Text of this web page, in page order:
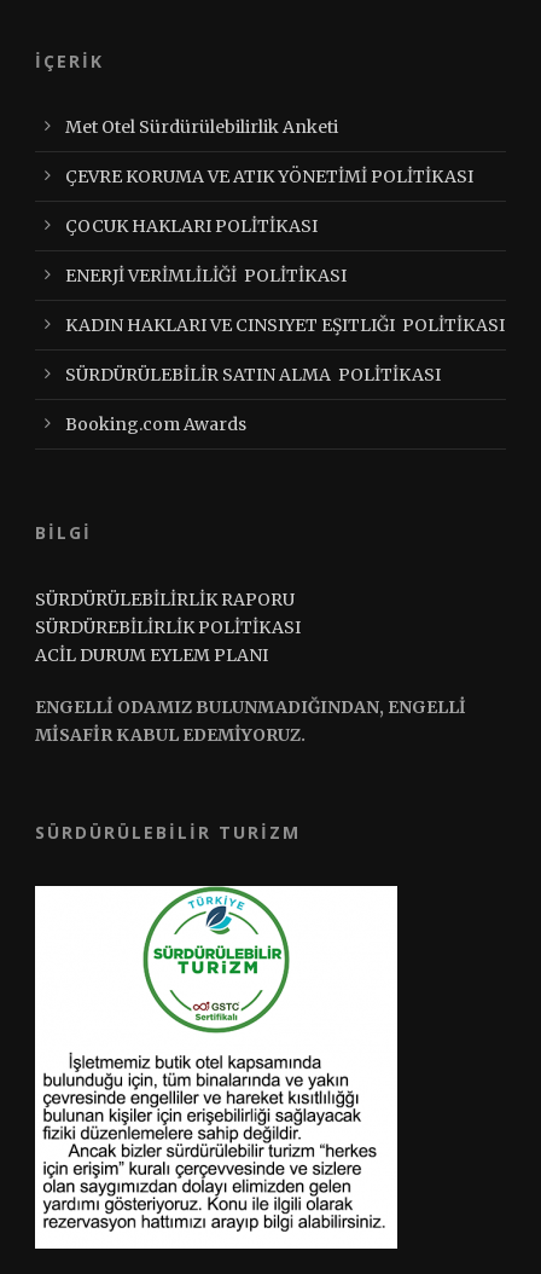
İÇERİK
Met Otel Sürdürülebilirlik Anketi
ÇEVRE KORUMA VE ATIK YÖNETİMİ POLİTİKASI
ÇOCUK HAKLARI POLİTİKASI
ENERJİ VERİMLİLİĞİ POLİTİKASI
KADIN HAKLARI VE CINSIYET EŞITLIĞI POLİTİKASI
SÜRDÜRÜLEBİLİR SATIN ALMA POLİTİKASI
Booking.com Awards
BİLGİ
SÜRDÜRÜLEBİLİRLİK RAPORU
SÜRDÜREBİLİRLİK POLİTİKASI
ACİL DURUM EYLEM PLANI
ENGELLİ ODAMIZ BULUNMADIĞINDAN, ENGELLİ
MİSAFİR KABUL EDEMİYORUZ.
SÜRDÜRÜLEBILIR TURIZM